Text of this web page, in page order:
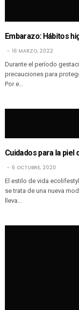
Embarazo: Hábitos
16 MARZO, 2022
Durante el período
precauciones para
Por e…
Cuidados para la piel
6 OCTUBRE, 2020
El estilo de vida
se trata de una nueva
lleva…